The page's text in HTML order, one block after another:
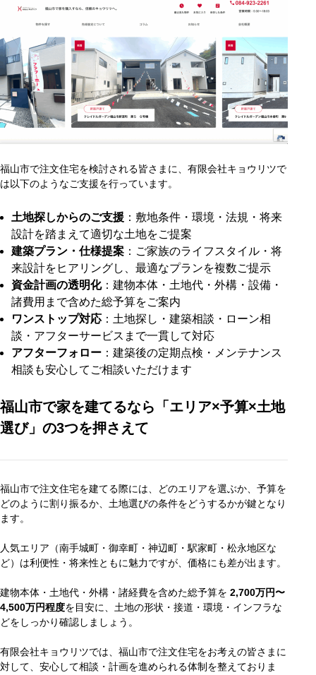
福山市で注文住宅を検討される皆さまに、有限会社キョウリツで
は以下のようなご支援を行っています。
土地探しからのご支援 ：敷地条件・環境・法規・将来
設計を踏まえて適切な土地をご提案
建築プラン・仕様提案 ：ご家族のライフスタイル・将
来設計をヒアリングし、最適なプランを複数ご提示
資金計画の透明化：建物本体・土地代・外構・設備・
諸費用まで含めた総予算をご案内
ワンストップ対応 ：土地探し・建築相談・ローン相
談・アフターサービスまで一貫して対応
アフターフォロー ：建築後の定期点検・メンテナンス
相談も安心してご相談いただけます
福山市で家を建てるなら「エリア×予算×土地
選び」の3つを押さえて
福山市で注文住宅を建てる際には、どのエリアを選ぶか、予算を
どのように割り振るか、土地選びの条件をどうするかが鍵となり
ます。
人気エリア（南手城町・御幸町・神辺町・駅家町・松永地区な
ど）は利便性・将来性ともに魅力ですが、価格にも差が出ます。
建物本体・土地代・外構・諸経費を含めた総予算を 2,700万円〜
4,500万円程度を目安に、土地の形状・接道・環境・インフラな
どをしっかり確認しましょう。
有限会社キョウリツでは、福山市で注文住宅をお考えの皆さまに
対して、安心して相談・計画を進められる体制を整えておりま